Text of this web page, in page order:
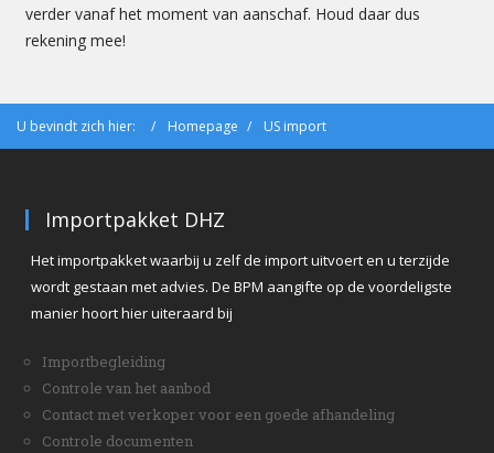
verder vanaf het moment van aanschaf. Houd daar dus
rekening mee!
U bevindt zich hier: Homepage US import
Importpakket DHZ
Het importpakket waarbij u zelf de import uitvoert en u terzijde
wordt gestaan met advies. De BPM aangifte op de voordeligste
manier hoort hier uiteraard bij
Importbegleiding
Controle van het aanbod
Contact met verkoper voor een goede afhandeling
Controle documenten